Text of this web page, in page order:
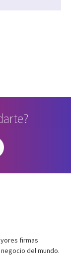
firmas
del mundo.